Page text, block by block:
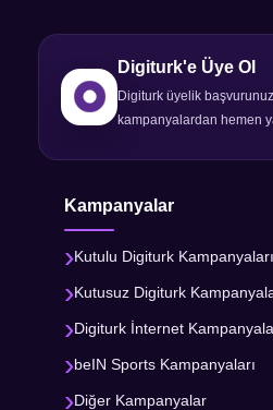
Digiturk'e Üye Ol
Digiturk üyelik
kampanyalardan hemen
Kampanyalar
Kutulu Digiturk Kampanyaları
Kutusuz Digiturk
Digiturk İnternet
beIN Sports Kampanyaları
Diğer Kampanyalar